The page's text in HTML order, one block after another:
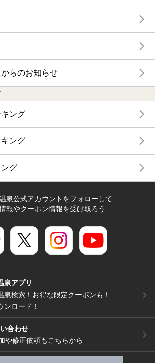
らのお知らせ
ング
ング
グ
泉公式アカウントをフォローして
報やクーポン情報を受け取ろう
泉アプリ
泉検索！お得な限定クーポンも！
ンロード！
合わせ
や修正依頼もこちらから